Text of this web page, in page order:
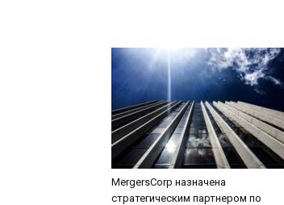
MergersCorp назначена
стратегическим партнером по